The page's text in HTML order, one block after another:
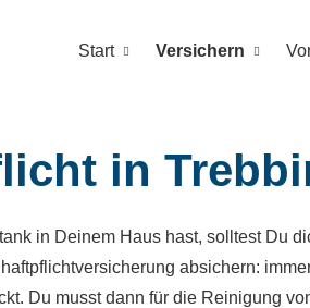
Start Versichern
in
in Deinem Haus hast, solltest Du
absichern:
Du musst dann für die Reinigung